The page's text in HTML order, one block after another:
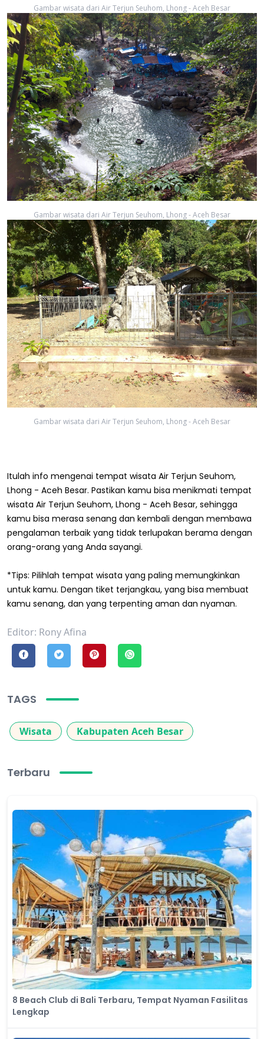
Gambar wisata dari Air Terjun Seuhom, Lhong - Aceh Besar
Gambar wisata dari Air Terjun Seuhom, Lhong - Aceh Besar
Gambar wisata dari Air Terjun Seuhom, Lhong - Aceh Besar
Itulah info mengenai tempat wisata Air Terjun Seuhom,
Lhong - Aceh Besar. Pastikan kamu bisa menikmati tempat
wisata Air Terjun Seuhom, Lhong - Aceh Besar, sehingga
kamu bisa merasa senang dan kembali dengan membawa
pengalaman terbaik yang tidak terlupakan berama dengan
orang-orang yang Anda sayangi.
*Tips: Pilihlah tempat wisata yang paling memungkinkan
untuk kamu. Dengan tiket terjangkau, yang bisa membuat
kamu senang, dan yang terpenting aman dan nyaman.
Editor: Rony Afina
TAGS
Wisata Kabupaten Aceh Besar
Terbaru
8 Beach Club di Bali Terbaru, Tempat Nyaman Fasilitas
Lengkap